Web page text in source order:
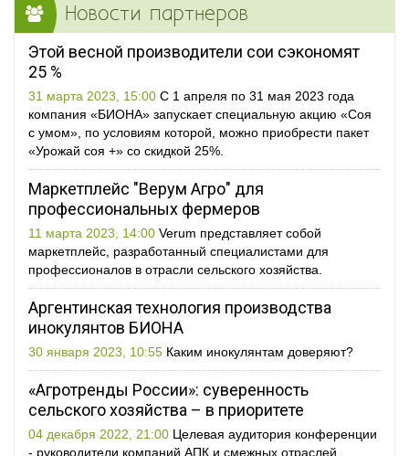
Новости партнеров
Этой весной производители сои сэкономят
25 %
31 марта 2023, 15:00 С 1 апреля по 31 мая 2023 года
компания «БИОНА» запускает специальную акцию «Соя
с умом», по условиям которой, можно приобрести пакет
«Урожай соя +» со скидкой 25%.
Маркетплейс "Верум Агро" для
профессиональных фермеров
11 марта 2023, 14:00 Verum представляет собой
маркетплейс, разработанный специалистами для
профессионалов в отрасли сельского хозяйства.
Аргентинская технология производства
инокулянтов БИОНА
30 января 2023, 10:55 Каким инокулянтам доверяют?
«Агротренды России»: суверенность
сельского хозяйства – в приоритете
04 декабря 2022, 21:00 Целевая аудитория конференции
- руководители компаний АПК и смежных отраслей.